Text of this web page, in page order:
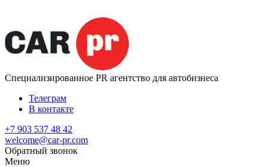
Специализированное PR агентство для автобизнеса
Телеграм
В контакте
+7 903 537 48 42
welcome@car-pr.com
Обратный звонок
Меню